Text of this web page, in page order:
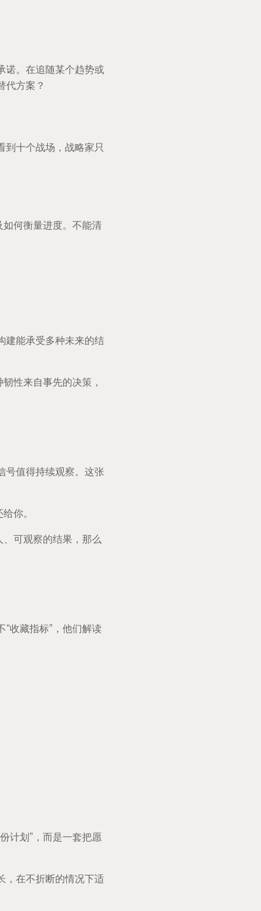
诺。在追随某个趋势或
代方案？
到十个战场，战略家只
如何衡量进度。不能清
建能承受多种未来的结
性来自事先的决策，
号值得持续观察。这张
你。
可观察的结果，那么
收藏指标”，他们解读
计划”，而是一套把愿
，在不折断的情况下适